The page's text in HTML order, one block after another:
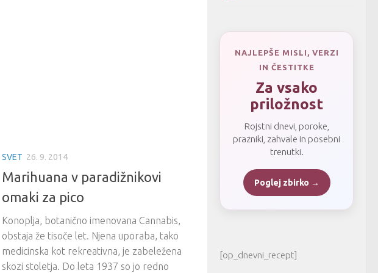
SVET 26. 9. 2014
Marihuana v paradižnikovi
omaki za pico
Konoplja, botanično imenovana Cannabis,
obstaja že tisoče let. Njena uporaba, tako
medicinska kot rekreativna, je zabeležena
skozi stoletja. Do leta 1937 so jo redno
NAJLEPŠE MISLI, VERZI
IN ČESTITKE
Za vsako
priložnost
Rojstni dnevi, poroke,
prazniki, zahvale in posebni
trenutki.
Poglej zbirko →
[op_dnevni_recept]